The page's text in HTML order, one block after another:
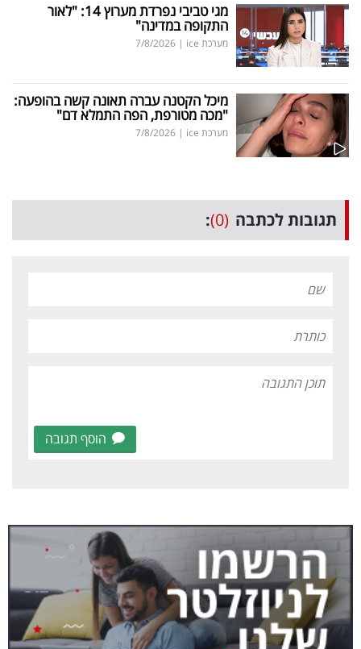
מגי טביבי נפרדת מערוץ 14: "לאור
התקופה במדינה"
מערכת ice |
7/8/2026
מיכל הקטנה עברה תאונה קשה בהופעה:
"מכה מטורפת, הפה התמלא דם"
מערכת ice |
7/8/2026
תגובות לכתבה (0)
:
הוסף תגובה